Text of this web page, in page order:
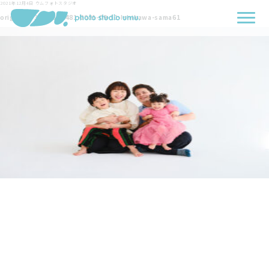
2021年12月4日 ウムフォトスタジオ
originals-3073-162481-2021-09-11-Ishikawa-sama61